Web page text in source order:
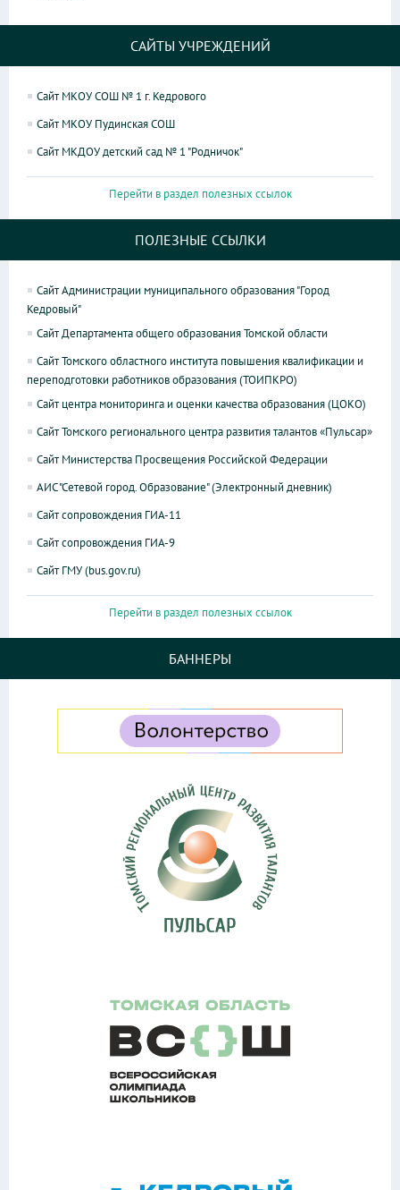
САЙТЫ УЧРЕЖДЕНИЙ
Сайт МКОУ СОШ № 1 г. Кедрового
Сайт МКОУ Пудинская СОШ
Сайт МКДОУ детский сад № 1 "Родничок"
Перейти в раздел полезных ссылок
ПОЛЕЗНЫЕ ССЫЛКИ
Сайт Администрации муниципального образования "Город
Кедровый"
Сайт Департамента общего образования Томской области
Сайт Томского областного института повышения квалификации и
переподготовки работников образования (ТОИПКРО)
Сайт центра мониторинга и оценки качества образования (ЦОКО)
Сайт Томского регионального центра развития талантов «Пульсар»
Сайт Министерства Просвещения Российской Федерации
АИС "Сетевой город. Образование" (Электронный дневник)
Сайт сопровождения ГИА-11
Сайт сопровождения ГИА-9
Сайт ГМУ (bus.gov.ru)
Перейти в раздел полезных ссылок
БАННЕРЫ